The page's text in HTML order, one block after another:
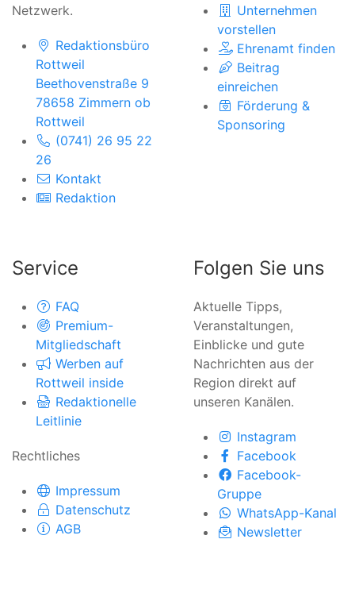
Netzwerk.
Redaktionsbüro
Rottweil
Beethovenstraße 9
78658 Zimmern ob
Rottweil
(0741) 26 95 22
26
Kontakt
Redaktion
Unternehmen
vorstellen
Ehrenamt finden
Beitrag
einreichen
Förderung &
Sponsoring
Service
FAQ
Premium-
Mitgliedschaft
Werben auf
Rottweil inside
Redaktionelle
Leitlinie
Rechtliches
Impressum
Datenschutz
AGB
Folgen Sie uns
Aktuelle Tipps,
Veranstaltungen,
Einblicke und gute
Nachrichten aus der
Region direkt auf
unseren Kanälen.
Instagram
Facebook
Facebook-
Gruppe
WhatsApp-Kanal
Newsletter